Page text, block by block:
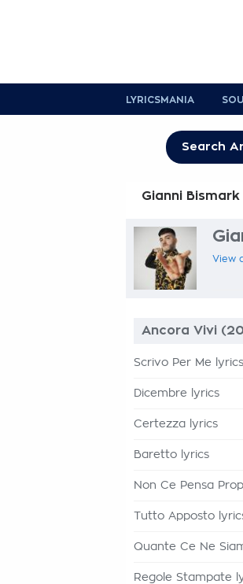
LYRICSMANIA
Gianni Bismark
View
Ancora Vivi
Scrivo Per Me lyrics
Dicembre lyrics
Certezza lyrics
Baretto lyrics
Non Ce Pensa
Tutto Apposto
Quante Ce Ne
Regole Stampate